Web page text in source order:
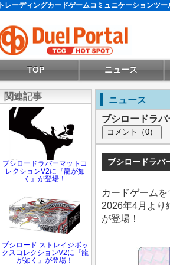
トレーディングカードゲームコミュニケーションツー
TOP ニュース
関連記事
ブシロードラバーマットコ
レクションV2に『龍が如
く』が登場！
ブシロード ストレイジボッ
クスコレクションV2に『龍
が如く』が登場！
ニュース
ブシロードラ
ブシロードラバ
カードゲーム
2026年4月より
が登場！